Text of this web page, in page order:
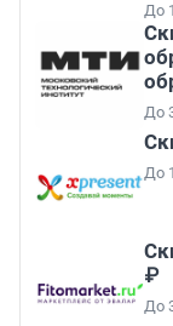
До
До
До
₽
До